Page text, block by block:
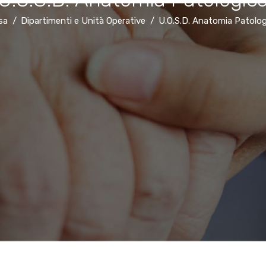
Dipartimenti e Unità Operative U.O.S.D. Anatomia